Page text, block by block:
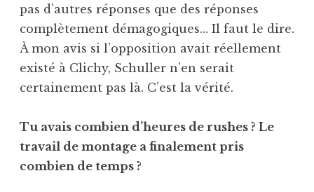
pas d’autres réponses que des réponses
complètement démagogiques… Il faut le dire.
À mon avis si l’opposition avait réellement
existé à Clichy, Schuller n’en serait
certainement pas là. C’est la vérité.
Tu avais combien d’heures de rushes ? Le
travail de montage a finalement pris
combien de temps ?